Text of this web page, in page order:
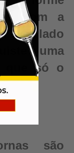
com a
destilado
uma
que só o
são